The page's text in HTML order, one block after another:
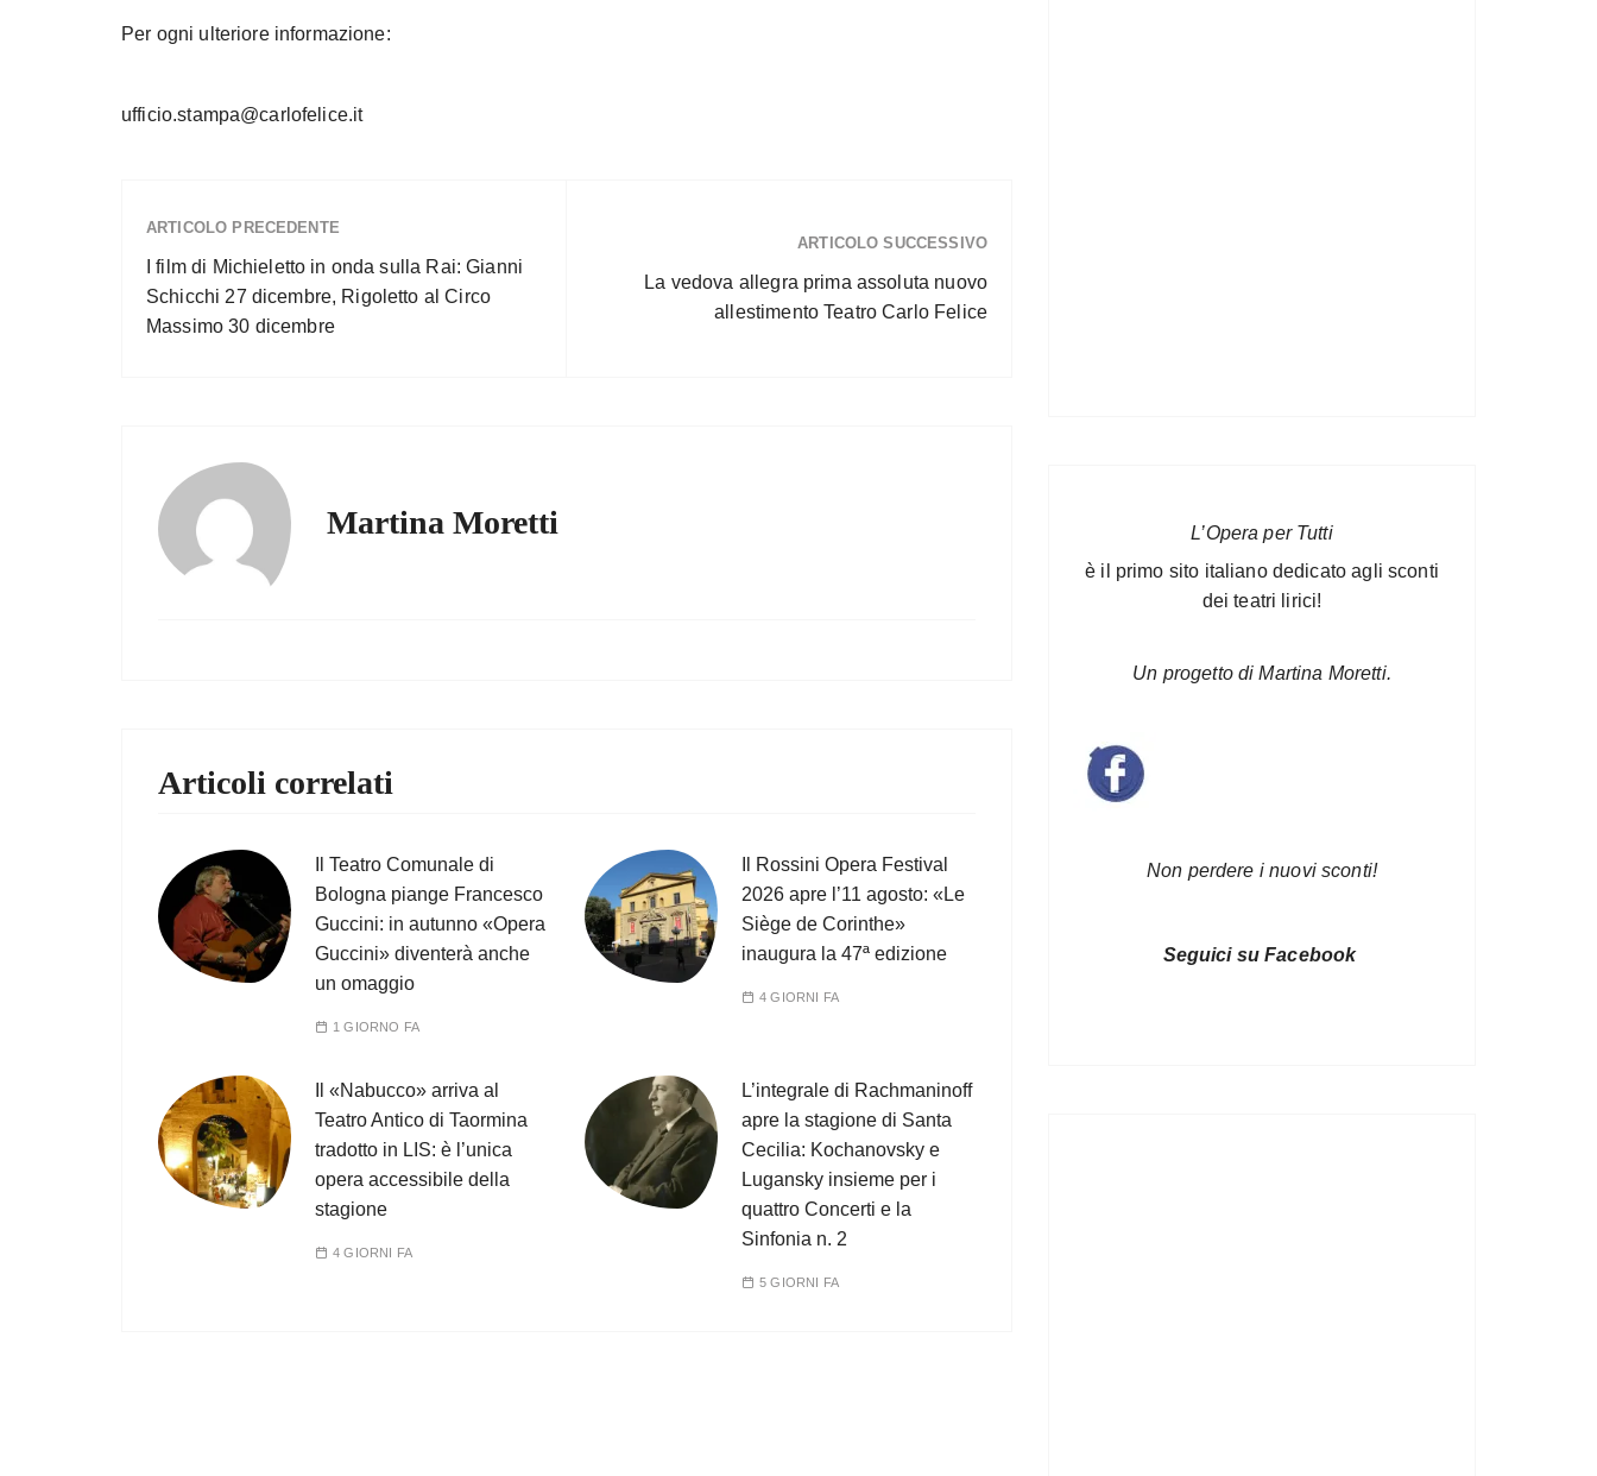
Per ogni ulteriore informazione:
ufficio.stampa@carlofelice.it
ARTICOLO PRECEDENTE
I film di Michieletto in onda sulla Rai: Gianni
Schicchi 27 dicembre, Rigoletto al Circo
Massimo 30 dicembre
ARTICOLO SUCCESSIVO
La vedova allegra prima assoluta nuovo
allestimento Teatro Carlo Felice
Martina Moretti
Articoli correlati
Il Teatro Comunale di
Bologna piange Francesco
Guccini: in autunno «Opera
Guccini» diventerà anche
un omaggio
1 GIORNO FA
Il Rossini Opera Festival
2026 apre l’11 agosto: «Le
Siège de Corinthe»
inaugura la 47ª edizione
4 GIORNI FA
Il «Nabucco» arriva al
Teatro Antico di Taormina
tradotto in LIS: è l’unica
opera accessibile della
stagione
4 GIORNI FA
L’integrale di Rachmaninoff
apre la stagione di Santa
Cecilia: Kochanovsky e
Lugansky insieme per i
quattro Concerti e la
Sinfonia n. 2
5 GIORNI FA
L’Opera per Tutti
è il primo sito italiano dedicato agli sconti
dei teatri lirici!
Un progetto di Martina Moretti.
Non perdere i nuovi sconti!
Seguici su Facebook